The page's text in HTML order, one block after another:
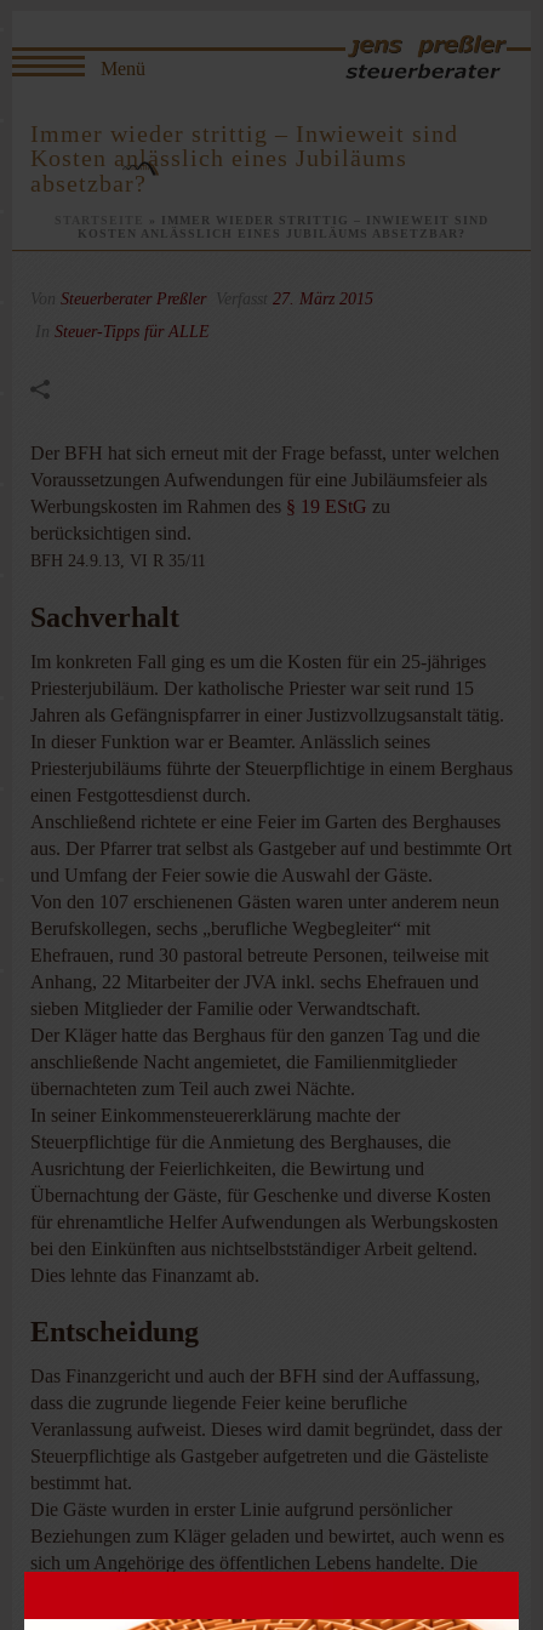
Immer wieder strittig – Inwieweit sind
Kosten anlässlich eines Jubiläums
absetzbar?
» IMMER WIEDER STRITTIG – INWIEWEIT SIND
KOSTEN ANLÄSSLICH EINES JUBILÄUMS ABSETZBAR?
Von Steuerberater Preßler Verfasst 27. März 2015
In Steuer-Tipps für ALLE
Der BFH hat sich erneut mit der Frage befasst, unter welchen
Voraussetzungen Aufwendungen für eine Jubiläumsfeier als
Werbungskosten im Rahmen des § 19 EStG zu
berücksichtigen sind.
BFH 24.9.13, VI R 35/11
Sachverhalt
Im konkreten Fall ging es um die Kosten für ein 25-jähriges
Priesterjubiläum. Der katholische Priester war seit rund 15
Jahren als Gefängnispfarrer in einer Justizvollzugsanstalt tätig.
In dieser Funktion war er Beamter. Anlässlich seines
Priesterjubiläums führte der Steuerpflichtige in einem Berghaus
einen Festgottesdienst durch.
Anschließend richtete er eine Feier im Garten des Berghauses
aus. Der Pfarrer trat selbst als Gastgeber auf und bestimmte Ort
und Umfang der Feier sowie die Auswahl der Gäste.
Von den 107 erschienenen Gästen waren unter anderem neun
Berufskollegen, sechs „berufliche Wegbegleiter“ mit
Ehefrauen, rund 30 pastoral betreute Personen, teilweise mit
Anhang, 22 Mitarbeiter der JVA inkl. sechs Ehefrauen und
sieben Mitglieder der Familie oder Verwandtschaft.
Der Kläger hatte das Berghaus für den ganzen Tag und die
anschließende Nacht angemietet, die Familienmitglieder
übernachteten zum Teil auch zwei Nächte.
In seiner Einkommensteuererklärung machte der
Steuerpflichtige für die Anmietung des Berghauses, die
Ausrichtung der Feierlichkeiten, die Bewirtung und
Übernachtung der Gäste, für Geschenke und diverse Kosten
für ehrenamtliche Helfer Aufwendungen als Werbungskosten
bei den Einkünften aus nichtselbstständiger Arbeit geltend.
Dies lehnte das Finanzamt ab.
Entscheidung
Das Finanzgericht und auch der BFH sind der Auffassung,
dass die zugrunde liegende Feier keine berufliche
Veranlassung aufweist. Dieses wird damit begründet, dass der
Steuerpflichtige als Gastgeber aufgetreten und die Gästeliste
bestimmt hat.
Die Gäste wurden in erster Linie aufgrund persönlicher
Beziehungen zum Kläger geladen und bewirtet, auch wenn es
sich um Angehörige des öffentlichen Lebens handelte. Die
anschließende Nacht indiziert nach Ansicht der Gerichte in